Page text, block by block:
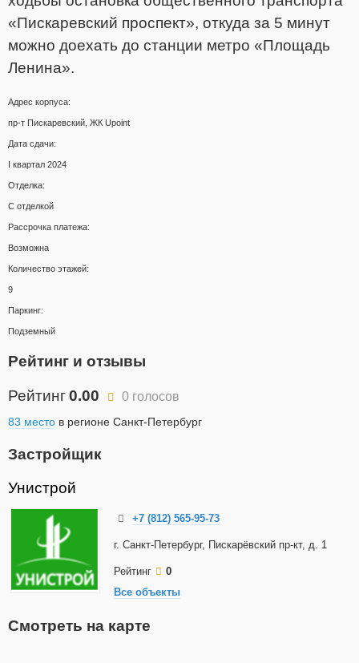
«Пискаревский проспект», откуда за 5 минут
можно доехать до станции метро «Площадь
Ленина».
Адрес корпуса:
пр-т Пискаревский, ЖК Upoint
Дата сдачи:
I квартал 2024
Отделка:
С отделкой
Рассрочка платежа:
Возможна
Количество этажей:
9
Паркинг:
Подземный
Рейтинг и отзывы
Рейтинг0.00 0 голосов
83 место в регионе Санкт-Петербург
Застройщик
Унистрой
+7 (812) 565-95-73
г. Санкт-Петербург, Пискарёвский пр-кт, д. 1
Рейтинг
0
Все объекты
Смотреть на карте